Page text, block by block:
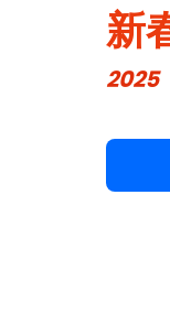
新
2025